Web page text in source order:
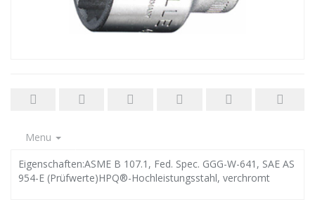
Menu
Eigenschaften:ASME B 107.1, Fed. Spec. GGG-W-641, SAE AS
954-E (Prüfwerte)HPQ®-Hochleistungsstahl, verchromt